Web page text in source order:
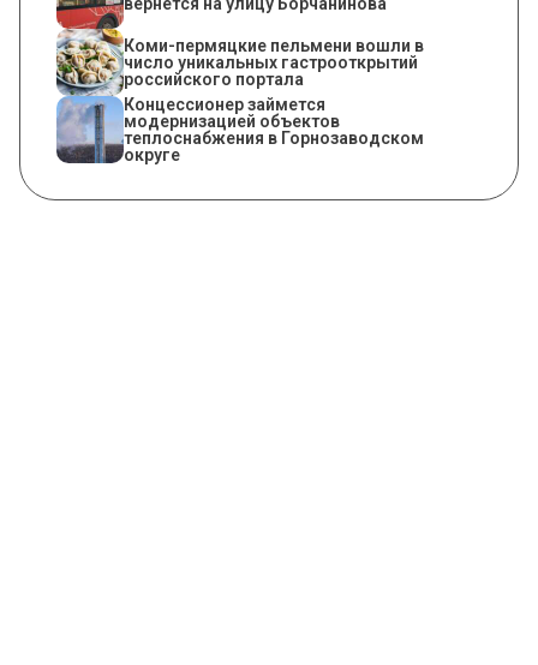
вернется на улицу Борчанинова
Коми-пермяцкие пельмени вошли в
число уникальных гастрооткрытий
российского портала
Концессионер займется
модернизацией объектов
теплоснабжения в Горнозаводском
округе